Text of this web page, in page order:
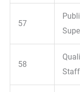
57
58
Staff